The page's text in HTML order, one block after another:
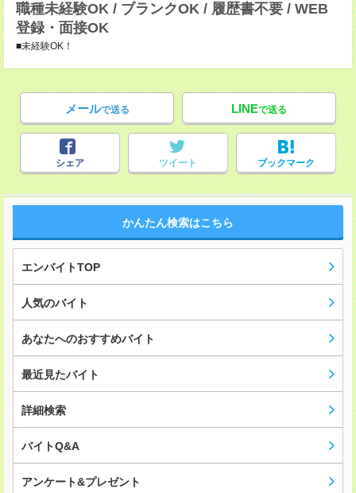
職種未経験OK / ブランクOK / 履歴書不要 / WEB
登録・面接OK
■未経験OK！
メールで送る LINEで送る
シェア ツイート ブックマーク
かんたん検索はこちら
エンバイトTOP
人気のバイト
あなたへのおすすめバイト
最近見たバイト
詳細検索
バイトQ&A
アンケート&プレゼント